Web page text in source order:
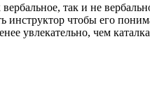
так и не
чтобы его
увлекательно, чем